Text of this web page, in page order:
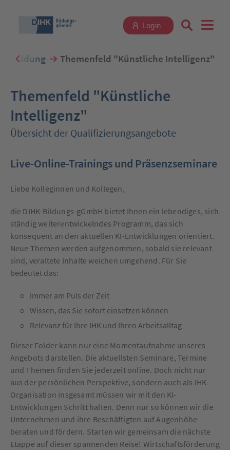
Login
Suchbegriff eingeben
Zum Login
Themenfeld "Künstliche Intelligenz"
Themenfeld "Künstliche
Intelligenz"
Übersicht der Qualifizierungsangebote
Live-Online-Trainings und Präsenzseminare
Liebe Kolleginnen und Kollegen,
die DIHK-Bildungs-gGmbH bietet Ihnen ein lebendiges, sich
ständig weiterentwickelndes Programm, das sich
konsequent an den aktuellen KI-Entwicklungen orientiert.
Neue Themen werden aufgenommen, sobald sie relevant
sind, veraltete Inhalte weichen umgehend. Für Sie
bedeutet das:
Immer am Puls der Zeit
Wissen, das Sie sofort einsetzen können
Relevanz für Ihre IHK und Ihren Arbeitsalltag
Dieser Folder kann nur eine Momentaufnahme unseres
Angebots darstellen. Die aktuellsten Seminare, Termine
und Themen finden Sie jederzeit online. Doch nicht nur
aus der persönlichen Perspektive, sondern auch als IHK-
Organisation insgesamt müssen wir mit den KI-
Entwicklungen Schritt halten. Denn nur so können wir die
Unternehmen und ihre Beschäftigten auf Augenhöhe
beraten und fördern. Starten wir gemeinsam die nächste
Etappe auf dieser spannenden Reise! Wirtschaftsförderung